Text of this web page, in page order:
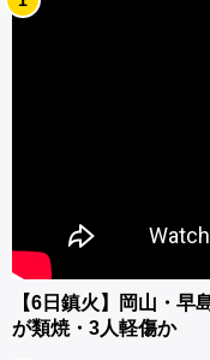
【6日鎮火】岡山・
が類焼・3人軽傷か